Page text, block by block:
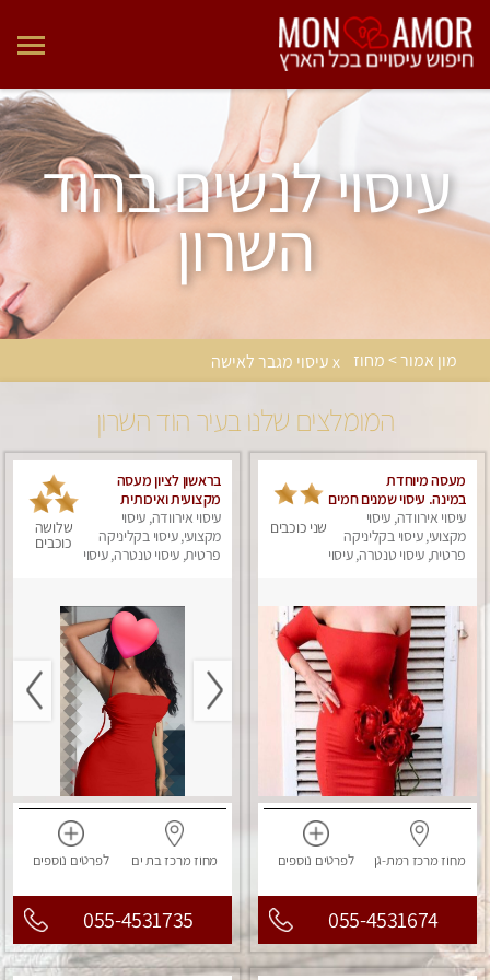
עיסוי לנשים בהוד
השרון
מון אמור > מחוז x עיסוי מגבר לאישה
המומלצים שלנו בעיר הוד השרון
מעסה מיוחדת
במינה. עיסוי שמנים חמים
עיסוי אירוודה, עיסוי
מקצועי, עיסוי בקליניקה
פרטית, עיסוי טנטרה, עיסוי
שני כוכבים
מחוז מרכז רמת-גן לפרטים נוספים
055-4531674
בראשון לציון מעסה
מקצועית ואיכותית
פרטי!!! ללא מין !!
עיסוי אירוודה, עיסוי
מקצועי, עיסוי בקליניקה
פרטית, עיסוי טנטרה, עיסוי
שלושה
כוכבים
מחוז מרכזבת ים לפרטים נוספים
055-4531735